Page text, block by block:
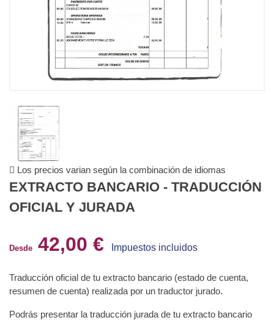
Los precios varian según la combinación de idiomas
EXTRACTO BANCARIO - TRADUCCIÓN
OFICIAL Y JURADA
Desde 42,00 € Impuestos incluidos
Traducción oficial de tu extracto bancario (estado de cuenta,
resumen de cuenta) realizada por un traductor jurado.
Podrás presentar la traducción jurada de tu extracto bancario